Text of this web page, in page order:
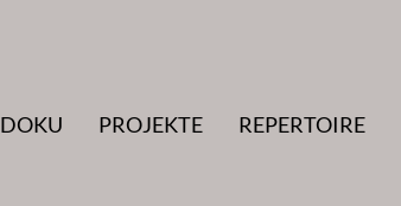
DOKU PROJEKTE REPERTOIRE